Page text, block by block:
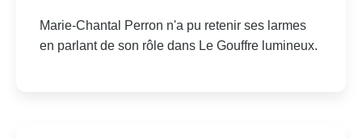
Marie-Chantal Perron n'a pu retenir ses larmes
en parlant de son rôle dans Le Gouffre lumineux.